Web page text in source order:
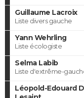
Guillaume Lacroix
Liste divers gauche
Yann Wehrling
Liste écologiste
Selma Labib
Liste d'extrême-
Léopold-Edouard